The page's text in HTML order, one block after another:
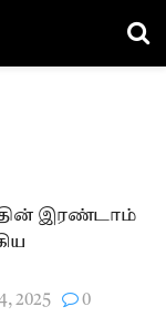
இரண்டாம்
2025 0